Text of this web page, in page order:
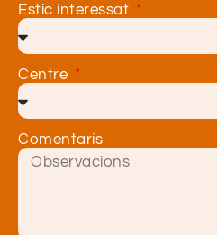
Estic interessat
Centre
Comentaris